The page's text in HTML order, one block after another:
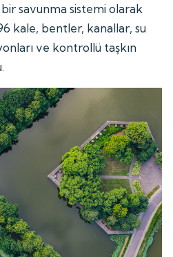
savunma sistemi olarak
kale, bentler, kanallar, su
ve kontrollü taşkın